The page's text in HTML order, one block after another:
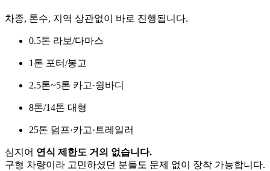
차종, 톤수, 지역 상관없이 바로 진행됩니다.
0.5톤 라보/다마스
1톤 포터/봉고
2.5톤~5톤 카고·윙바디
8톤/14톤 대형
25톤 덤프·카고·트레일러
심지어 연식 제한도 거의 없습니다.
구형 차량이라 고민하셨던 분들도 문제 없이 장착 가능합니다.